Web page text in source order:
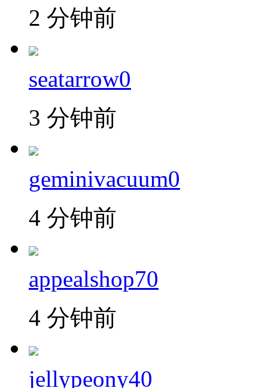
2 分钟前
seatarrow0
3 分钟前
geminivacuum0
4 分钟前
appealshop70
4 分钟前
jellypeony40